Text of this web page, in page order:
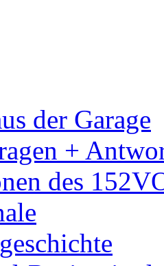
der Garage
+
des